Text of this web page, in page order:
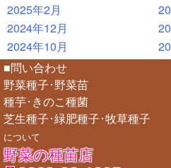
2025年2月
2024年12月
2024年10月
■問い合わせ
野菜種子･野菜苗
種芋･きのこ種菌
芝生種子･緑肥種子･牧草種子
について
野菜の種苗店